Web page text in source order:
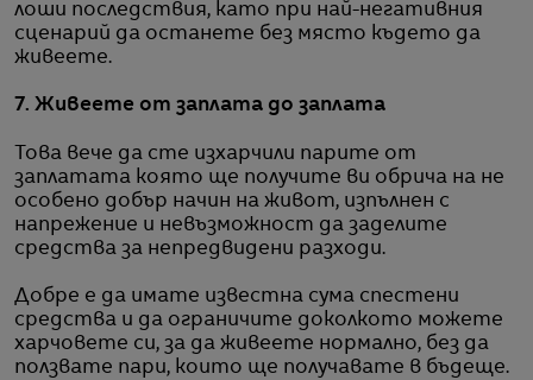
лоши последствия, като при най-негативния
сценарий да останете без място където да
живеете.
7. Живеете от заплата до заплата
Това вече да сте изхарчили парите от
заплатата която ще получите ви обрича на не
особено добър начин на живот, изпълнен с
напрежение и невъзможност да заделите
средства за непредвидени разходи.
Добре е да имате известна сума спестени
средства и да ограничите доколкото можете
харчовете си, за да живеете нормално, без да
ползвате пари, които ще получавате в бъдеще.